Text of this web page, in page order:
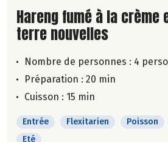
Lire la suite de la recette
Hareng fumé à la crème
terre nouvelles
Nombre de personnes : 4
Préparation : 20 min
Cuisson : 15 min
Entrée Flexitarien Poisson
Eté